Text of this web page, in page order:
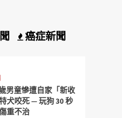
癌症新聞
男童慘遭自家「新收
犬咬死 — 玩狗 30 秒
重不治